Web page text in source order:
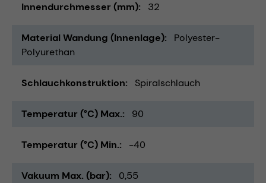
Innendurchmesser (mm) 32
Material Wandung (Innenlage)
Polyester-
Polyurethan
Schlauchkonstruktion Spiralschlauch
Temperatur (°C) Max. 90
Temperatur (°C) Min. -40
Vakuum Max. (bar) 0,55